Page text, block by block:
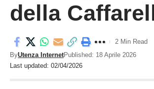
della
Last updated: 02/04/2026
ByUtenza InternetPublished: 18 Aprile 2026
2 Min Read